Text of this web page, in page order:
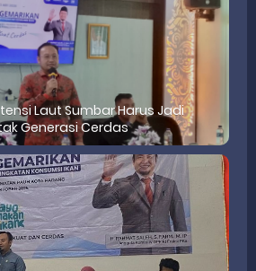
Laut Sumbar Harus Jadi
Generasi Cerdas